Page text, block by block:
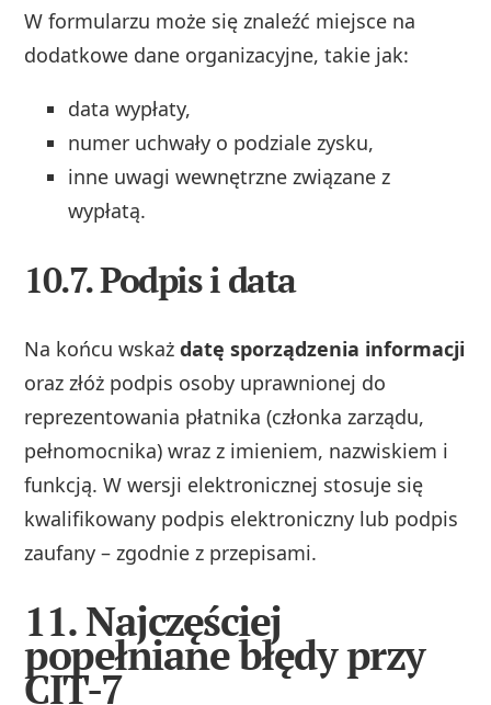
W formularzu może się znaleźć miejsce na
dodatkowe dane organizacyjne, takie jak:
data wypłaty,
numer uchwały o podziale zysku,
inne uwagi wewnętrzne związane z
wypłatą.
10.7. Podpis i data
Na końcu wskażdatę sporządzenia informacji
oraz złóż podpis osoby uprawnionej do
reprezentowania płatnika (członka zarządu,
pełnomocnika) wraz z imieniem, nazwiskiem i
funkcją. W wersji elektronicznej stosuje się
kwalifikowany podpis elektroniczny lub podpis
zaufany – zgodnie z przepisami.
11. Najczęściej
popełniane błędy przy
CIT-7